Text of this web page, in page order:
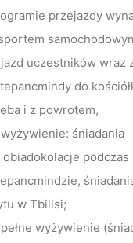
przejazdy
uczestników wraz
do
i z powrotem,
wyżywienie: śniadania
obiadokolacje podczas
w Tbilisi;
pełne wyżywienie